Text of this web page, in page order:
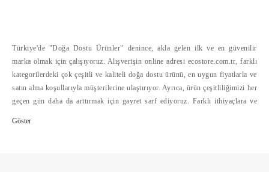
Türkiye'de "Doğa Dostu Ürünler" denince, akla gelen ilk ve en güvenilir
marka olmak için çalışıyoruz. Alışverişin online adresi ecostore.com.tr, farklı
kategorilerdeki çok çeşitli ve kaliteli doğa dostu ürünü, en uygun fiyatlarla ve
satın alma koşullarıyla müşterilerine ulaştırıyor. Ayrıca, ürün çeşitliliğimizi her
geçen gün daha da arttırmak için gayret sarf ediyoruz. Farklı ithiyaçlara ve